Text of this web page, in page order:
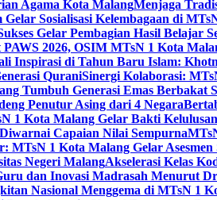
Agama Kota MalangMenjaga
Sosialisasi Kelembagaan di
Gelar Pembagian Hasil Belajar
2026, OSIM MTsN 1 Kota
Inspirasi di Tahun Baru Islam:
QuraniSinergi Kolaborasi:
Tumbuh Generasi Emas Berbakat
Penutur Asing dari 4 Negara
1 Kota Malang Gelar Bakti
Capaian Nilai Sempurna
MTsN 1 Kota Malang Gelar
Negeri MalangAkselerasi Kelas
dan Inovasi Madrasah Menurut
Nasional Menggema di MTsN 1